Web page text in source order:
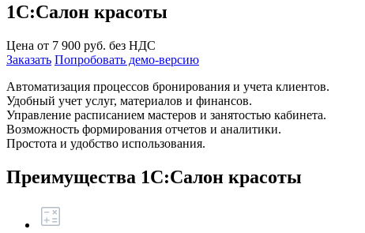
1С:Салон красоты
Цена от 7 900 руб. без НДС
Заказать Попробовать демо-версию
Автоматизация процессов бронирования и учета клиентов.
Удобный учет услуг, материалов и финансов.
Управление расписанием мастеров и занятостью кабинета.
Возможность формирования отчетов и аналитики.
Простота и удобство использования.
Преимущества 1С:Салон красоты